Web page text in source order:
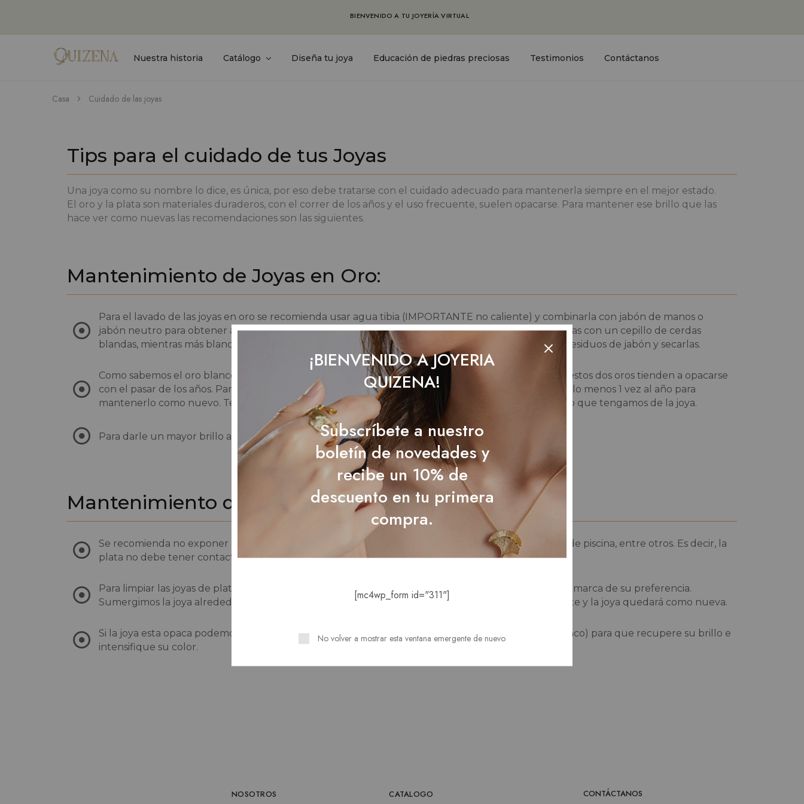
BIENVENIDO A TU JOYERÍA VIRTUAL
Joyería Nuestra historia Catálogo Diseña tu joya Educación de piedras preciosas Testimonios Contáctanos
Casa Cuidado de las joyas
Tips para el cuidado de tus Joyas
Una joya como su nombre lo dice, es única, por eso debe tratarse con el cuidado adecuado para mantenerla siempre en el mejor estado.
El oro y la plata son materiales duraderos, con el correr de los años y el uso frecuente, suelen opacarse. Para mantener ese brillo que las
hace ver como nuevas las recomendaciones son las siguientes.
Mantenimiento de Joyas en Oro:
Para el lavado de las joyas en oro se recomienda usar agua tibia (IMPORTANTE no caliente) y combinarla con jabón de manos o
jabón neutro para obtener agua jabonosa. Dejar las joyas sumergidas por 30 minutos. Luego frotarlas con un cepillo de cerdas
blandas, mientras más blandas sea mejor. Al finalizar, enjuagar las joyas bien hasta que no queden residuos de jabón y secarlas.
Como sabemos el oro blanco y el oro rosado no existen, son creados por el hombre. Por esta razón estos dos oros tienden a opacarse
con el pasar de los años. Para recuperar su brillo y color se recomienda hacerle un baño de oro por lo menos 1 vez al año para
mantenerlo como nuevo. Tener en cuenta que la duración del baño de oro dependerá del cuidado que tengamos de la joya.
Para darle un mayor brillo al oro amarillo lo podemos simplemente mandar a pulir.
Mantenimiento de Joyas en plata con baño de oro:
Se recomienda no exponer las joyas de plata al contacto con cremas, perfumes, agua salada, agua de piscina, entre otros. Es decir, la
plata no debe tener contacto con ningún químico para su mantenimiento.
Para limpiar las joyas de plata se debe comprar un líquido conocido como “limpiador de plata” de la marca de su preferencia.
Sumergimos la joya alrededor de 1 minuto en el líquido, la enjuagamos bien y la secamos totalmente y la joya quedará como nueva.
Si la joya esta opaca podemos darle un baño de oro del color que deseemos (amarillo, rosado o blanco) para que recupere su brillo e
intensifique su color.
NOSOTROS CATALOGO CONTÁCTANOS
¡BIENVENIDO A JOYERIA
QUIZENA!
Subscríbete a nuestro
boletín de novedades y
recibe un 10% de
descuento en tu primera
compra.
[mc4wp_form id="311"]
No volver a mostrar esta ventana emergente de nuevo